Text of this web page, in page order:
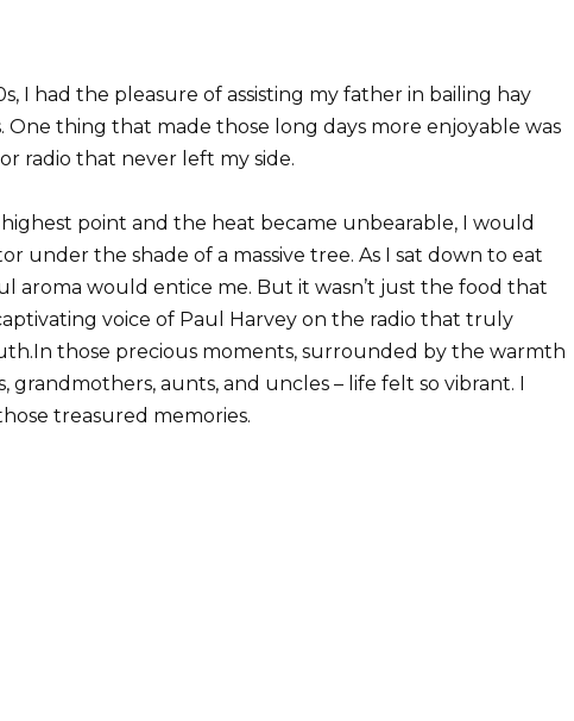
I had the pleasure of assisting my father in bailing hay
thing that made those long days more enjoyable was
radio that never left my side.
point and the heat became unbearable, I would
under the shade of a massive tree. As I sat down to eat
aroma would entice me. But it wasn’t just the food that
voice of Paul Harvey on the radio that truly
those precious moments, surrounded by the warmth
grandmothers, aunts, and uncles – life felt so vibrant. I
treasured memories.